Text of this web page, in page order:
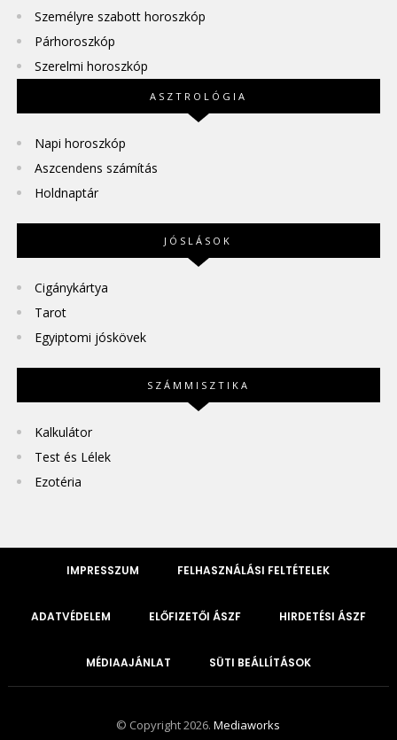
Személyre szabott horoszkóp
Párhoroszkóp
Szerelmi horoszkóp
ASZTROLÓGIA
Napi horoszkóp
Aszcendens számítás
Holdnaptár
JÓSLÁSOK
Cigánykártya
Tarot
Egyiptomi jóskövek
SZÁMMISZTIKA
Kalkulátor
Test és Lélek
Ezotéria
IMPRESSZUM FELHASZNÁLÁSI FELTÉTELEK
ADATVÉDELEM ELŐFIZETŐI ÁSZF HIRDETÉSI ÁSZF
MÉDIAAJÁNLAT SÜTI BEÁLLÍTÁSOK
© Copyright 2026.Mediaworks